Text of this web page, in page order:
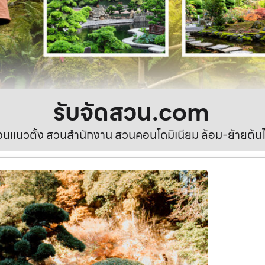
รับจัดสวน.com
แนวตั้ง สวนสำนักงาน สวนคอนโดมิเนียม ล้อม-ย้ายต้น